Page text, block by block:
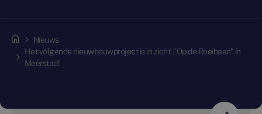
Nieuws
Het volgende nieuwbouwproject is in zicht: "Op de Roeibaan" in
Meerstad!